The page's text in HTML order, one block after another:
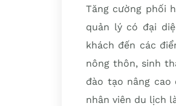
Tăng cường phối
quản lý có đại
khách đến các
nông thôn, sinh
đào tạo nâng cao
nhân viên du lịch